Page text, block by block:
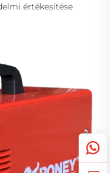
értékesítése